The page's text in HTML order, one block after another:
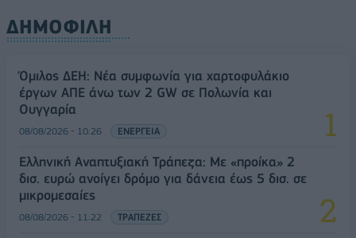
ΔΗΜΟΦΙΛΗ
Όμιλος ΔΕΗ: Νέα συμφωνία για χαρτοφυλάκιο
έργων ΑΠΕ άνω των 2 GW σε Πολωνία και
Ουγγαρία
08/08/2026 - 10:26 ΕΝΕΡΓΕΙΑ
Ελληνική Αναπτυξιακή Τράπεζα: Με «προίκα» 2
δισ. ευρώ ανοίγει δρόμο για δάνεια έως 5 δισ. σε
μικρομεσαίες
08/08/2026 - 11:22 ΤΡΑΠΕΖΕΣ